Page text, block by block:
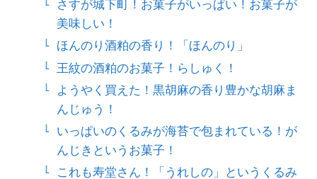
さすが城下町！お菓子がいっぱい！お菓子が
美味しい！
ほんのり酒粕の香り！「ほんのり」
王紋の酒粕のお菓子！らしゅく！
ようやく買えた！黒胡麻の香り豊かな胡麻ま
んじゅう！
いっぱいのくるみが海苔で包まれている！が
んじきというお菓子！
これも寿堂さん！「うれしの」というくるみ